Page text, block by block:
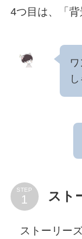
4つ目は、「背
STEP スト
ストーリー